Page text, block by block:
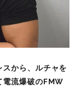
から、ルチャを
電流爆破のFMW